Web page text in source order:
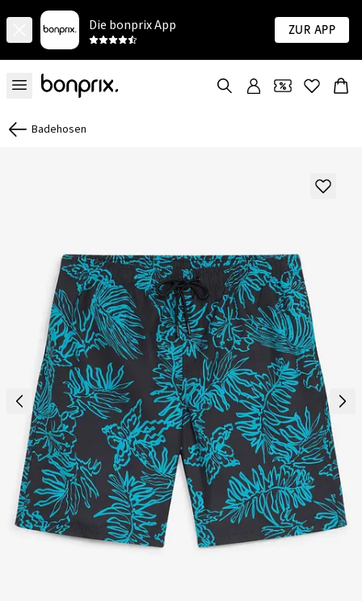
Die bonprix App Zur App
Badehosen